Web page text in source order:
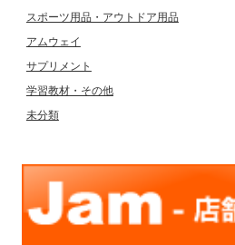
スポーツ用品・アウトドア用品
アムウェイ
サプリメント
学習教材・その他
未分類